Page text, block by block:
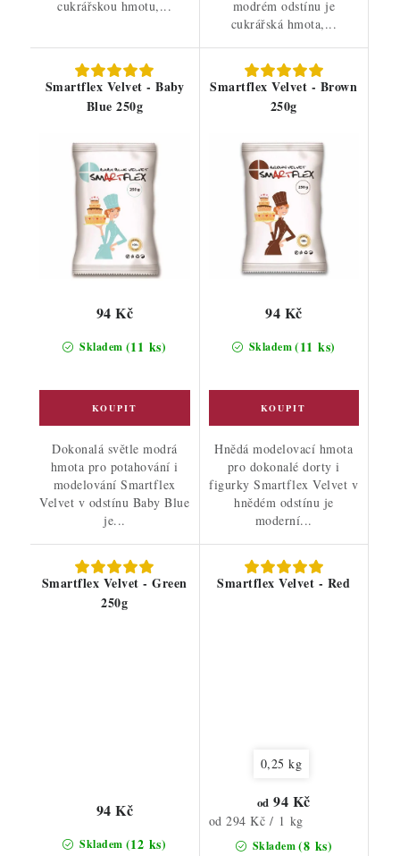
cukrářskou hmotu,...
modrém odstínu je
cukrářská hmota,...
Smartflex Velvet - Baby
Blue 250g
Skladem (11 ks)
94 Kč
Dokonalá světle modrá
hmota pro potahování i
modelování Smartflex
Velvet v odstínu Baby Blue
je...
Smartflex Velvet - Brown
250g
Skladem(11 ks)
94 Kč
Hnědá modelovací hmota
pro dokonalé dorty i
figurky Smartflex Velvet v
hnědém odstínu je
moderní...
Smartflex Velvet - Green
250g
Skladem (12 ks)
94 Kč
Smartflex Velvet - Red
0,25 kg
Skladem(8 ks)
od 94 Kč
Měrná
od 294 Kč / 1 kg